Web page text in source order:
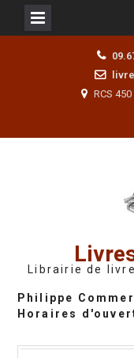
RCS
Librairie de